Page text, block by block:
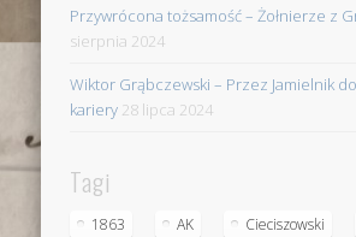
Przywrócona tożsamość – Żołnierze z
sierpnia 2024
Wiktor Grąbczewski – Przez Jamielnik
kariery 28 lipca 2024
Tagi
1863 AK Cieciszowski